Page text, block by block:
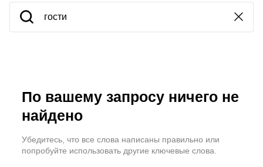
По вашему запросу ничего не
найдено
Убедитесь, что все слова написаны правильно или
попробуйте использовать другие ключевые слова.